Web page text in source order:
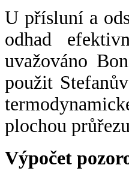
U přísluní a
odhad
uvažováno
použit
plochou
Výpočet